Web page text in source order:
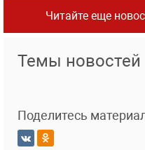
Читайте еще
Темы новостей
Поделитесь